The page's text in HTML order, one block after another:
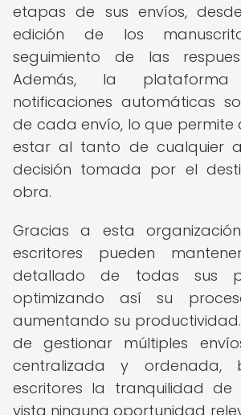
etapas de sus envíos,
edición de los
seguimiento de las
Además, la plataforma
notificaciones automáticas
de cada envío, lo que permite
estar al tanto de cualquier
decisión tomada por el
obra.
Gracias a esta
escritores pueden
detallado de todas sus
optimizando así su
aumentando su
de gestionar múltiples
centralizada y
escritores la tranquilidad
vista ninguna oportunidad